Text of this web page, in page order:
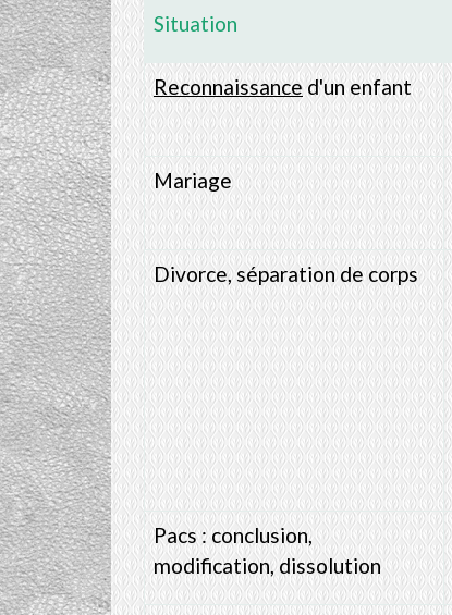
Situation
Reconnaissanced'un enfant
Mariage
Divorce, séparation de corps
Pacs : conclusion,
modification, dissolution